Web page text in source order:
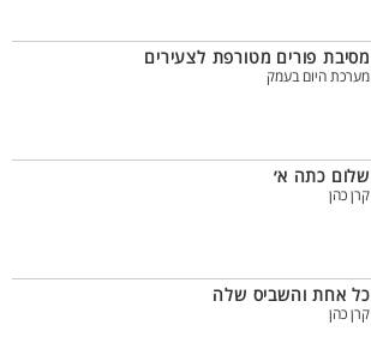
מסיבת פורים מטורפת לצעירים
מערכת היום בעמק
שלום כתה א׳
קרן כהן
כל אחת והשביס שלה
קרן כהן